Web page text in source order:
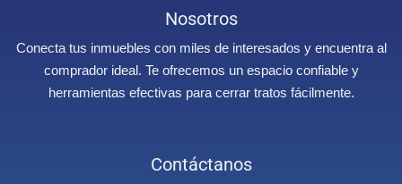
Nosotros
Conecta tus inmuebles con miles de interesados y encuentra al
comprador ideal. Te ofrecemos un espacio confiable y
herramientas efectivas para cerrar tratos fácilmente.
Contáctanos